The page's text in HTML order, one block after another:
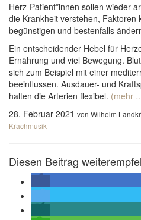
Herz-Patient*innen sollen wieder
die Krankheit verstehen, Faktoren
begünstigen und bestenfalls
Ein entscheidender Hebel für
Ernährung und viel Bewegung.
sich zum Beispiel mit einer
beeinflussen. Ausdauer- und
halten die Arterien flexibel. (mehr
28. Februar 2021 von Wilhelm
Krachmusik
Diesen Beitrag